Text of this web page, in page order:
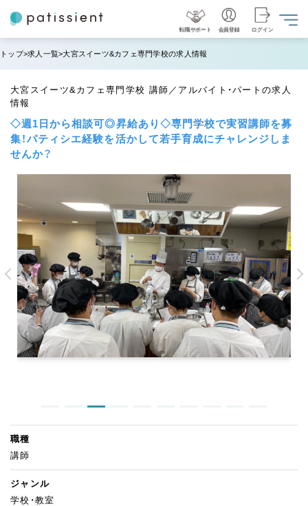
転職サポート 会員登録 ログイン
トップ 求人一覧 大宮スイーツ&カフェ専門学校の求人情報
大宮スイーツ&カフェ専門学校 講師／アルバイト・パートの求人
情報
◇週1日から相談可◎昇給あり◇専門学校で実習講師を募
集！パティシエ経験を活かして若手育成にチャレンジしま
せんか？
職種
講師
ジャンル
学校・教室